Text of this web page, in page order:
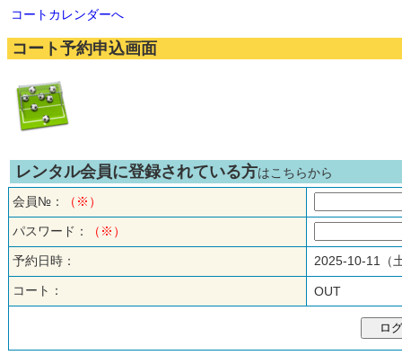
コートカレンダーへ
コート予約申込画面
レンタル会員に登録されている方はこちらから
会員№：
（※）
パスワード： （※）
予約日時： 2025-10-11
コート： OUT